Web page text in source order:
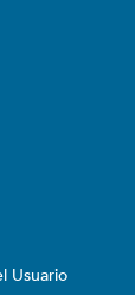
Usuario